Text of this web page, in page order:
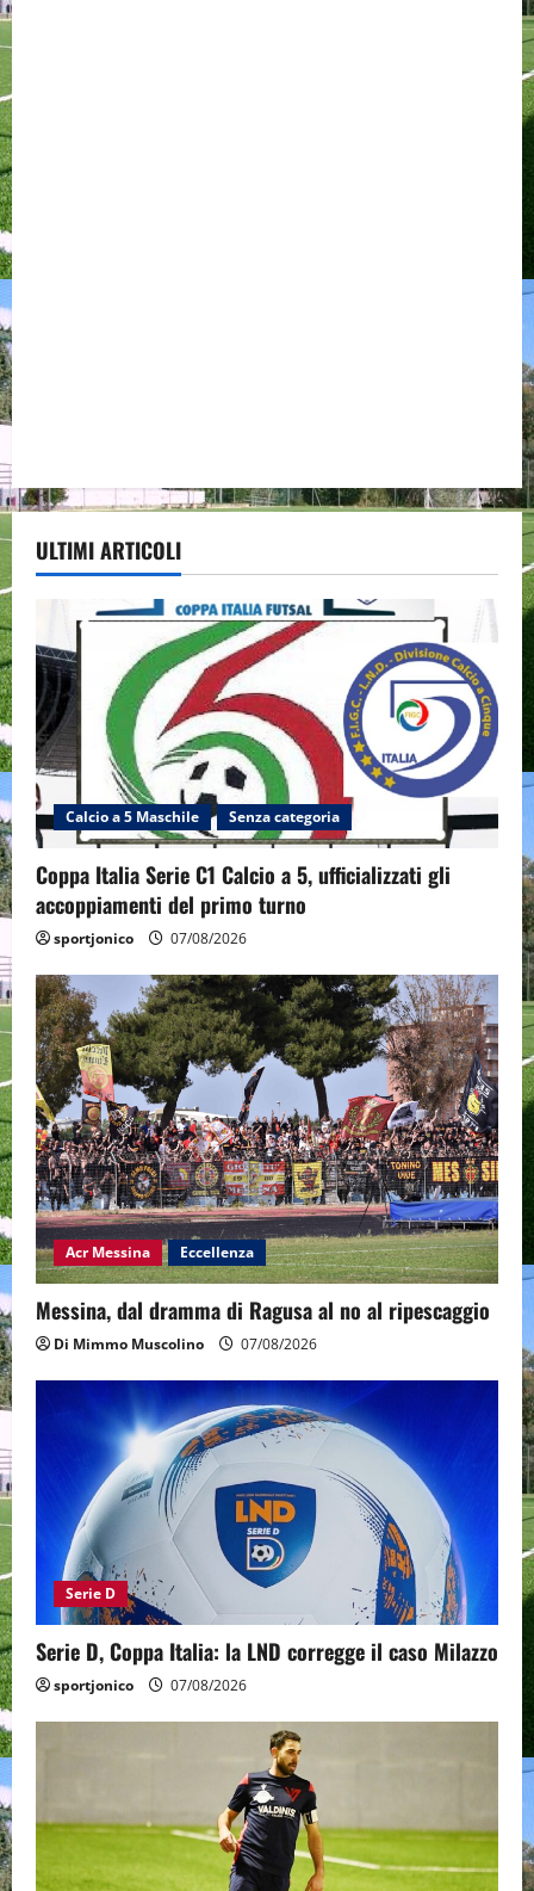
ULTIMI ARTICOLI
Calcio a 5 Maschile Senza categoria
Coppa Italia Serie C1 Calcio a 5, ufficializzati gli
accoppiamenti del primo turno
sportjonico 07/08/2026
Acr Messina Eccellenza
Messina, dal dramma di Ragusa al no al ripescaggio
Di Mimmo Muscolino 07/08/2026
Serie D
Serie D, Coppa Italia: la LND corregge il caso Milazzo
sportjonico 07/08/2026